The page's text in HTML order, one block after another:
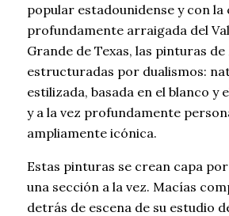
popular estadounidense y con
profundamente arraigada del
Grande de Texas, las pinturas
estructuradas por dualismos:
estilizada, basada en el blanco y
y a la vez profundamente
ampliamente icónica.
Estas pinturas se crean capa por
una sección a la vez. Macías
detrás de escena de su estudio